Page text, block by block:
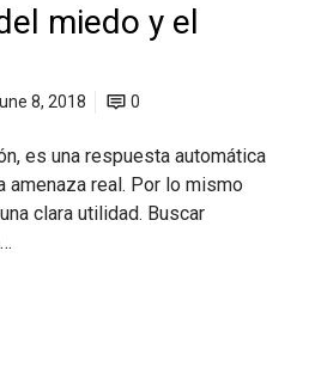
miedo y el
8, 2018 0
es una respuesta automática
amenaza real. Por lo mismo
clara utilidad. Buscar